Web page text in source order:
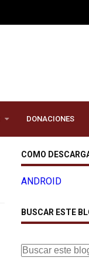
DONACIONES
COMO
ANDROID
BUSCAR ESTE